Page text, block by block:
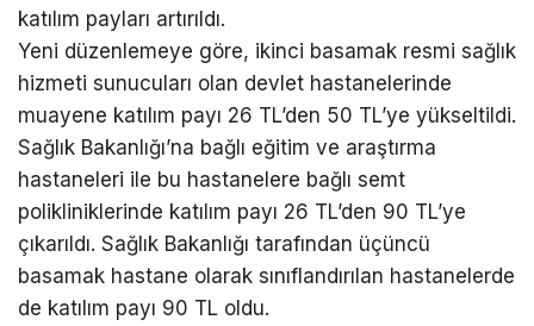
katılım payları artırıldı.
Yeni düzenlemeye göre, ikinci basamak resmi sağlık
hizmeti sunucuları olan devlet hastanelerinde
muayene katılım payı 26 TL’den 50 TL’ye yükseltildi.
Sağlık Bakanlığı’na bağlı eğitim ve araştırma
hastaneleri ile bu hastanelere bağlı semt
polikliniklerinde katılım payı 26 TL’den 90 TL’ye
çıkarıldı. Sağlık Bakanlığı tarafından üçüncü
basamak hastane olarak sınıflandırılan hastanelerde
de katılım payı 90 TL oldu.